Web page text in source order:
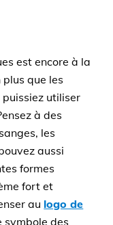
est encore à la
que les
utiliser
à des
les
aussi
formes
fort et
au logo de
symbole des